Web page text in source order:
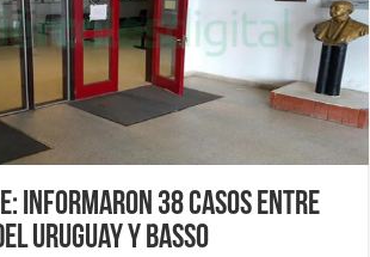
informaron 38 casos entre
Uruguay y Basso